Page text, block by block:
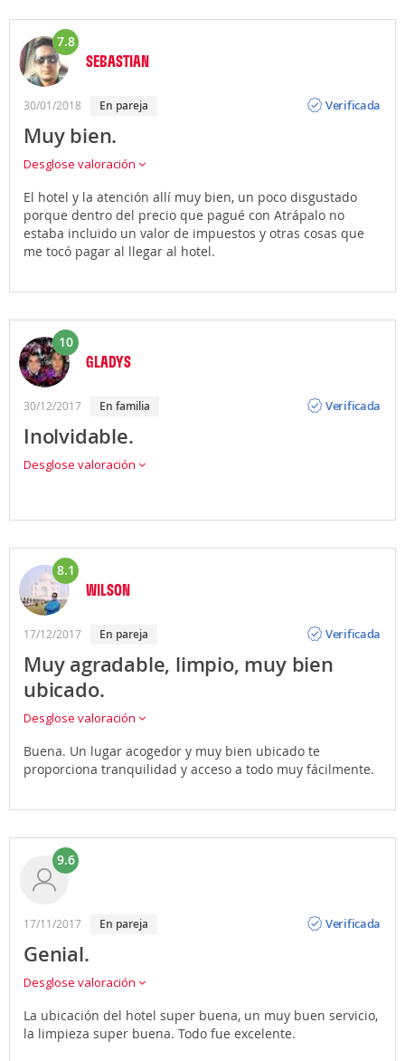
7.8
SEBASTIAN
30/01/2018 en pareja
Verificada
Muy bien.
Desglose valoración
El hotel y la atención allí muy bien, un poco disgustado
porque dentro del precio que pagué con Atrápalo no
estaba incluido un valor de impuestos y otras cosas que
me tocó pagar al llegar al hotel.
10
GLADYS
30/12/2017 en familia
Verificada
Inolvidable.
Desglose valoración
8.1
WILSON
17/12/2017 en pareja
Verificada
Muy agradable, limpio, muy bien
ubicado.
Desglose valoración
Buena. Un lugar acogedor y muy bien ubicado te
proporciona tranquilidad y acceso a todo muy fácilmente.
9.6
17/11/2017 en pareja
Verificada
Genial.
Desglose valoración
La ubicación del hotel super buena, un muy buen servicio,
la limpieza super buena. Todo fue excelente.